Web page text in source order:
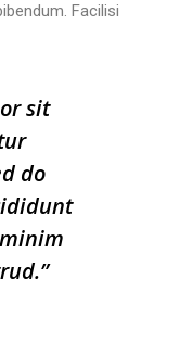
Facilisi
sit
do